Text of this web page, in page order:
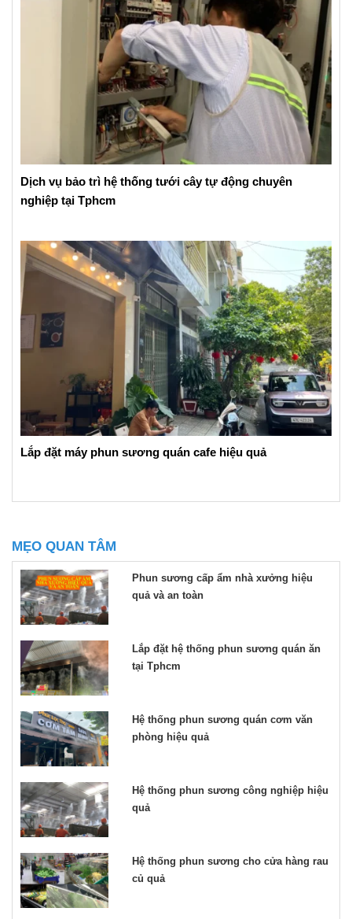
Dịch vụ bảo trì hệ thống tưới cây tự động chuyên
nghiệp tại Tphcm
Lắp đặt máy phun sương quán cafe hiệu quả
MẸO QUAN TÂM
Phun sương cấp ẩm nhà xưởng hiệu
quả và an toàn
Lắp đặt hệ thống phun sương quán ăn
tại Tphcm
Hệ thống phun sương quán cơm văn
phòng hiệu quả
Hệ thống phun sương công nghiệp hiệu
quả
Hệ thống phun sương cho cửa hàng rau
củ quả